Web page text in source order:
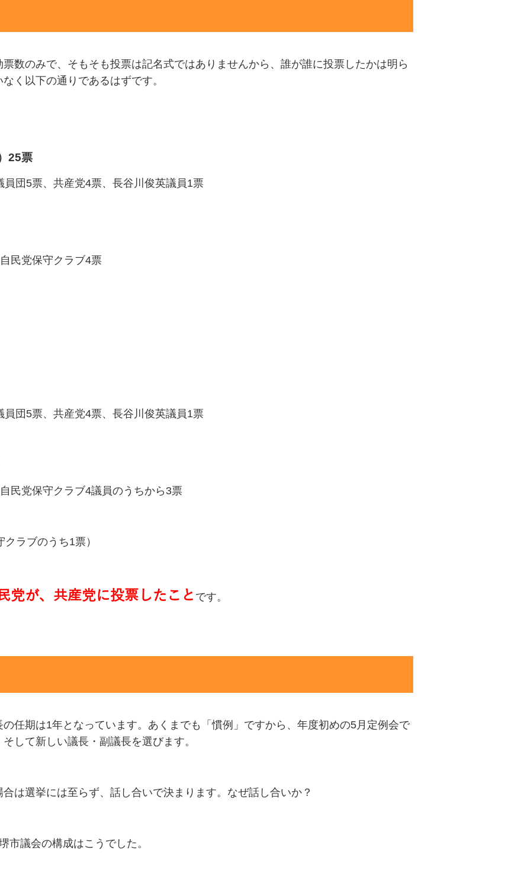
数のみで、そもそも投票は記名式ではありませんから、誰が誰に投票したかは明ら
く以下の通りであるはずです。
25票
員団5票、共産党4票、長谷川俊英議員1票
民党保守クラブ4票
員団5票、共産党4票、長谷川俊英議員1票
民党保守クラブ4議員のうちから3票
ラブのうち1票）
党が、共産党に投票したこと です。
任期は1年となっています。あくまでも「慣例」ですから、年度初めの5月定例会で
して新しい議長・副議長を選びます。
は選挙には至らず、話し合いで決まります。なぜ話し合いか？
市議会の構成はこうでした。